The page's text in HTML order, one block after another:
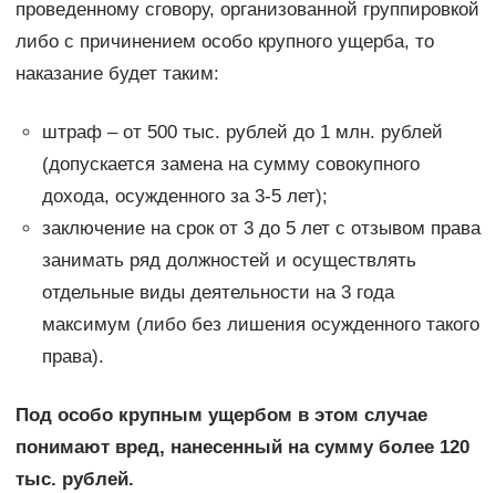
проведенному сговору, организованной группировкой
либо с причинением особо крупного ущерба, то
наказание будет таким:
штраф – от 500 тыс. рублей до 1 млн. рублей
(допускается замена на сумму совокупного
дохода, осужденного за 3-5 лет);
заключение на срок от 3 до 5 лет с отзывом права
занимать ряд должностей и осуществлять
отдельные виды деятельности на 3 года
максимум (либо без лишения осужденного такого
права).
Под особо крупным ущербом в этом случае
понимают вред, нанесенный на сумму более 120
тыс. рублей.